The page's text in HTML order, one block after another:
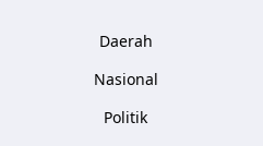
Daerah
Nasional
Politik